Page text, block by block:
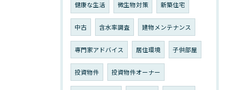
健康な生活 微生物対策 新築住宅
中古 含水率調査 建物メンテナンス
専門家アドバイス 居住環境 子供部屋
投資物件 投資物件オーナー